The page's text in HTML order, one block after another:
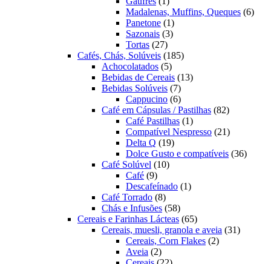
produto
Madalenas, Muffins, Queques 66
Panetone 11
produto
Sazonais 33
Tortas 2727
produtos
Cafés, Chás, Solúveis 185185
Achocolatados 55
produtos
Bebidas de Cereais 1313
Bebidas Solúveis 77
produtos
Cappucino 66
produtos
Café em Cápsulas / Pastilhas 8282
Café Pastilhas 11
produto
Compatível Nespresso 2121
Delta Q 1919
produtos
Dolce Gusto e compatíveis 3636
Café Solúvel 1010
Café 99
produtos
Descafeínado 11
Café Torrado 88
produtos
Chás e Infusões 5858
produtos
Cereais e Farinhas Lácteas 6565
produtos
Cereais, muesli, granola e aveia 3131
Cereais, Corn Flakes 22
Aveia 22